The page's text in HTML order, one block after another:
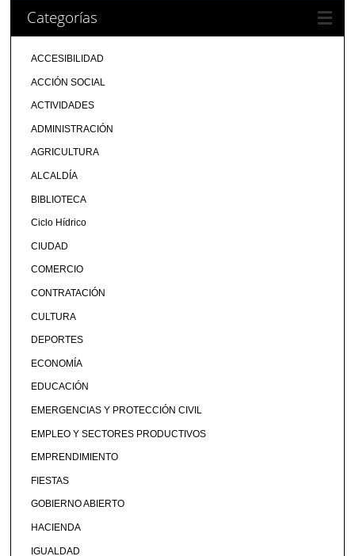
Categorías
ACCESIBILIDAD
ACCIÓN SOCIAL
ACTIVIDADES
ADMINISTRACIÓN
AGRICULTURA
ALCALDÍA
BIBLIOTECA
Ciclo Hídrico
CIUDAD
COMERCIO
CONTRATACIÓN
CULTURA
DEPORTES
ECONOMÍA
EDUCACIÓN
EMERGENCIAS Y PROTECCIÓN CIVIL
EMPLEO Y SECTORES PRODUCTIVOS
EMPRENDIMIENTO
FIESTAS
GOBIERNO ABIERTO
HACIENDA
IGUALDAD